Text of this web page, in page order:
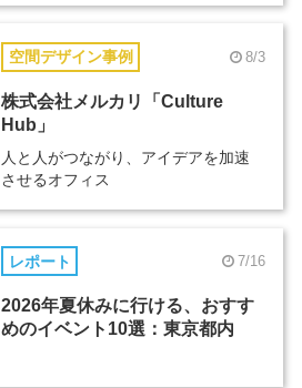
空間デザイン事例 8/3
株式会社メルカリ「Culture
Hub」
人と人がつながり、アイデアを加速
させるオフィス
レポート 7/16
2026年夏休みに行ける、おすす
めのイベント10選：東京都内